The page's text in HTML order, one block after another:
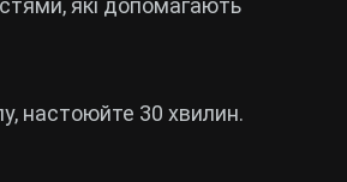
які допомагають
настоюйте 30 хвилин.